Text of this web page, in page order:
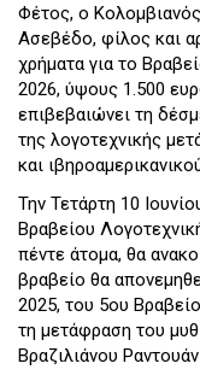
Φέτος, ο Κολομβιανός
Ασεβέδο, φίλος και
χρήματα για το
2026, ύψους 1.500
επιβεβαιώνει τη
της λογοτεχνικής
και
Την Τετάρτη 10
Βραβείου
πέντε άτομα, θα
βραβείο θα
2025, του 5ου
τη μετάφραση του
Βραζιλιάνου